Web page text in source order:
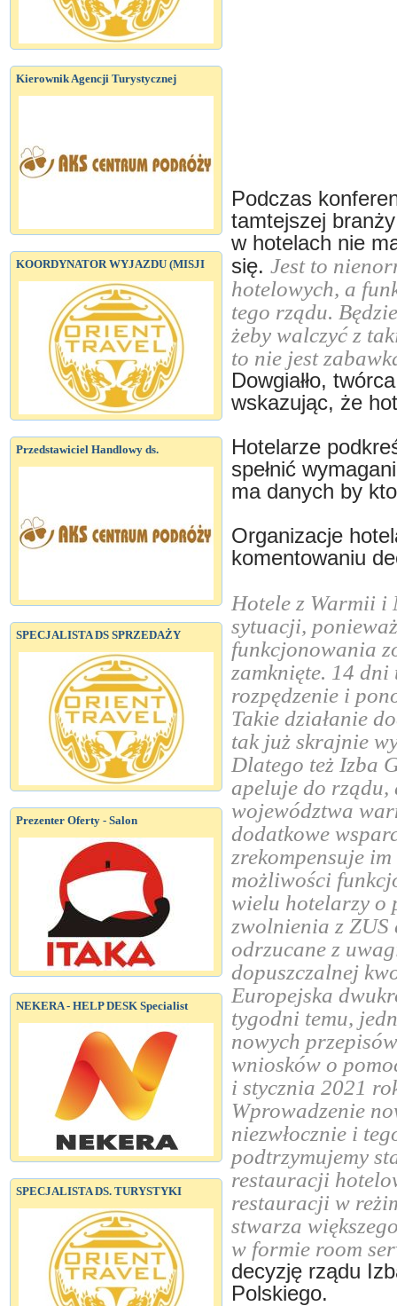
Kierownik Agencji Turystycznej
KOORDYNATOR WYJAZDU (MISJI
Przedstawiciel Handlowy ds.
SPECJALISTA DS SPRZEDAŻY
Prezenter Oferty - Salon
NEKERA - HELP DESK Specialist
SPECJALISTA DS. TURYSTYKI
Podczas
tamtejszej
w hotelach nie
się. Jest to
hotelowych, a
tego rządu.
żeby walczyć z
to nie jest
Dowgiałło,
wskazując, że
Hotelarze
spełnić
ma danych by
Organizacje
komentowaniu
Hotele z Warmii i
sytuacji,
funkcjonowania
zamknięte. 14 dni
rozpędzenie i
Takie działanie
tak już skrajnie
Dlatego też Izba
apeluje do rządu,
województwa
dodatkowe
zrekompensuje
możliwości
wielu hotelarzy o
zwolnienia z ZUS
odrzucane z
dopuszczalnej
Europejska
tygodni temu,
nowych
wniosków o
i stycznia 2021
Wprowadzenie
niezwłocznie i
podtrzymujemy
restauracji
restauracji w
stwarza
w formie room
decyzję rządu
Polskiego.